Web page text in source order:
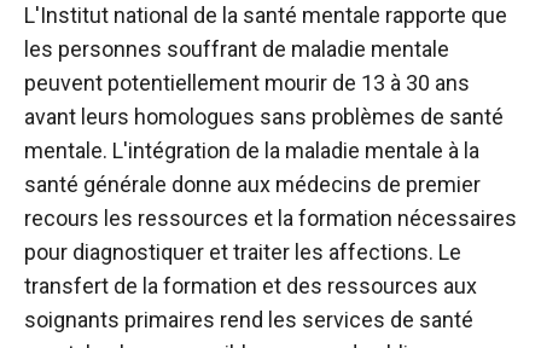
L'Institut national de la santé mentale rapporte que
les personnes souffrant de maladie mentale
peuvent potentiellement mourir de 13 à 30 ans
avant leurs homologues sans problèmes de santé
mentale. L'intégration de la maladie mentale à la
santé générale donne aux médecins de premier
recours les ressources et la formation nécessaires
pour diagnostiquer et traiter les affections. Le
transfert de la formation et des ressources aux
soignants primaires rend les services de santé